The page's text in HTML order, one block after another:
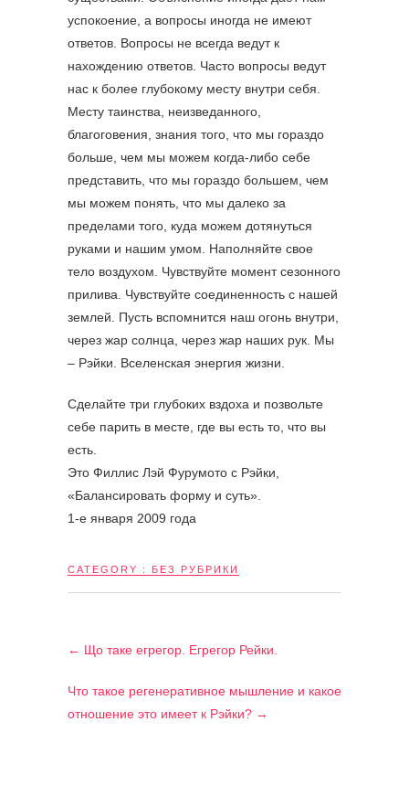
успокоение, а вопросы иногда не имеют
ответов. Вопросы не всегда ведут к
нахождению ответов. Часто вопросы ведут
нас к более глубокому месту внутри себя.
Месту таинства, неизведанного,
благоговения, знания того, что мы гораздо
больше, чем мы можем когда-либо себе
представить, что мы гораздо большем, чем
мы можем понять, что мы далеко за
пределами того, куда можем дотянуться
руками и нашим умом. Наполняйте свое
тело воздухом. Чувствуйте момент сезонного
прилива. Чувствуйте соединенность с нашей
землей. Пусть вспомнится наш огонь внутри,
через жар солнца, через жар наших рук. Мы
– Рэйки. Вселенская энергия жизни.
Сделайте три глубоких вздоха и позвольте
себе парить в месте, где вы есть то, что вы
есть.
Это Филлис Лэй Фурумото с Рэйки,
«Балансировать форму и суть».
1-е января 2009 года
CATEGORY : БЕЗ РУБРИКИ
← Що таке егрегор. Егрегор Рейки.
Что такое регенеративное мышление и какое
отношение это имеет к Рэйки? →